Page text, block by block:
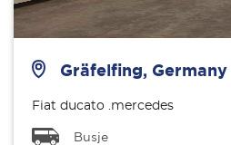
Gräfelfing, Germany
Fiat ducato .mercedes
Busje